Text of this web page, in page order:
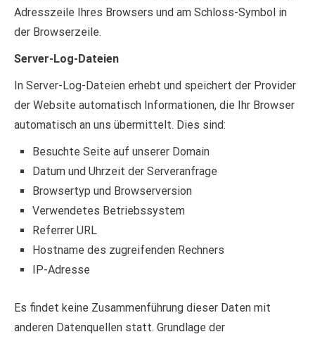
Adresszeile Ihres Browsers und am Schloss-Symbol in
der Browserzeile.
Server-Log-Dateien
In Server-Log-Dateien erhebt und speichert der Provider
der Website automatisch Informationen, die Ihr Browser
automatisch an uns übermittelt. Dies sind:
Besuchte Seite auf unserer Domain
Datum und Uhrzeit der Serveranfrage
Browsertyp und Browserversion
Verwendetes Betriebssystem
Referrer URL
Hostname des zugreifenden Rechners
IP-Adresse
Es findet keine Zusammenführung dieser Daten mit
anderen Datenquellen statt. Grundlage der